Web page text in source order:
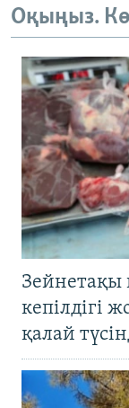
Оқыңыз.
Зейнетақы
кепілдігі
қалай